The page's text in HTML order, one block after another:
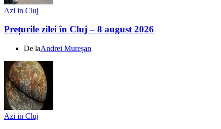
Azi in Cluj
Prețurile zilei în Cluj – 8 august 2026
De laAndrei Mureșan
Azi in Cluj